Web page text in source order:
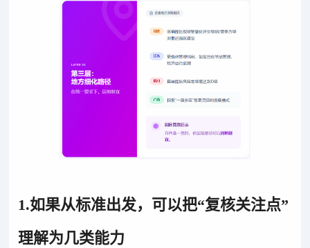
1.如果从标准出发，可以把“复核关注点”
理解为几类能力